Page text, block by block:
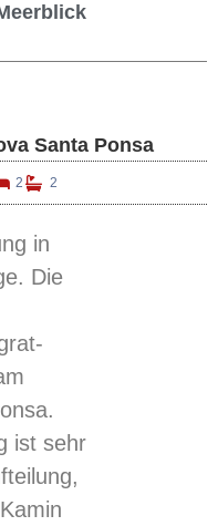
Santa Ponsa
2 2
in
Die
ist sehr